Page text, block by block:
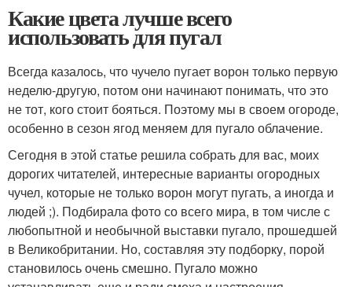
Какие цвета лучше всего
использовать для пугал
Всегда казалось, что чучело пугает ворон только первую
неделю-другую, потом они начинают понимать, что это
не тот, кого стоит бояться. Поэтому мы в своем огороде,
особенно в сезон ягод меняем для пугало облачение.
Сегодня в этой статье решила собрать для вас, моих
дорогих читателей, интересные варианты огородных
чучел, которые не только ворон могут пугать, а иногда и
людей ;). Подбирала фото со всего мира, в том числе с
любопытной и необычной выставки пугало, прошедшей
в Великобритании. Но, составляя эту подборку, порой
становилось очень смешно. Пугало можно